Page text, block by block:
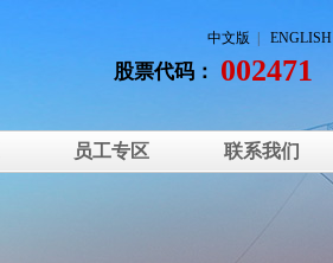
中文版 ENGLISH
股票代码： 002471
员工专区 联系我们